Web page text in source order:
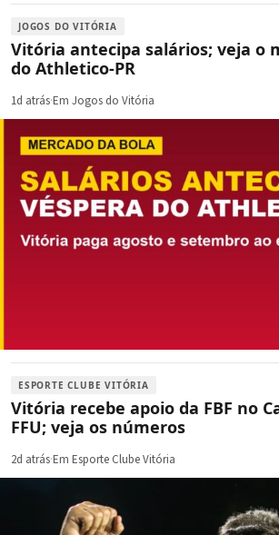
JOGOS DO VITÓRIA
Vitória antecipa salários; veja o
do Athletico-PR
1d atrás·Em Jogos do Vitória
ESPORTE CLUBE VITÓRIA
Vitória recebe apoio da FBF no
FFU; veja os números
2d atrás·Em Esporte Clube Vitória